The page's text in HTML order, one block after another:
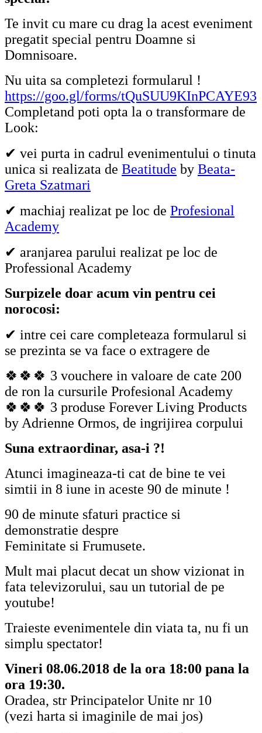
Te invit cu mare cu drag la acest eveniment
pregatit special pentru Doamne si
Domnisoare.
Nu uita sa completezi formularul !
https://goo.gl/forms/tQuSUU9KInPCAYE93
Completand poti opta la o transformare de
Look:
✔ vei purta in cadrul evenimentului o tinuta
unica si realizata de Beatitude by Beata-
Greta Szatmari
✔ machiaj realizat pe loc de Profesional
Academy
✔ aranjarea parului realizat pe loc de
Professional Academy
Surpizele doar acum vin pentru cei
norocosi:
✔ intre cei care completeaza formularul si
se prezinta se va face o extragere de
🍀🍀🍀 3 vouchere in valoare de cate 200
de ron la cursurile Profesional Academy
🍀🍀🍀 3 produse Forever Living Products
by Adrienne Ormos, de ingrijirea corpului
Suna extraordinar, asa-i ?!
Atunci imagineaza-ti cat de bine te vei
simtii in 8 iune in aceste 90 de minute !
90 de minute sfaturi practice si
demonstratie despre
Feminitate si Frumusete.
Mult mai placut decat un show vizionat in
fata televizorului, sau un tutorial de pe
youtube!
Traieste evenimentele din viata ta, nu fi un
simplu spectator!
Vineri 08.06.2018 de la ora 18:00 pana la
ora 19:30.
Oradea, str Principatelor Unite nr 10
(vezi harta si imaginile de mai jos)